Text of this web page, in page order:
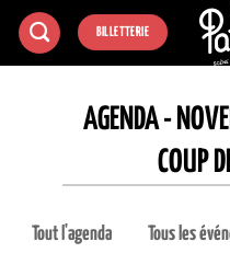
Passer
BILLETTERIE
AGENDA -
COUP
Tout l'agenda Tous les